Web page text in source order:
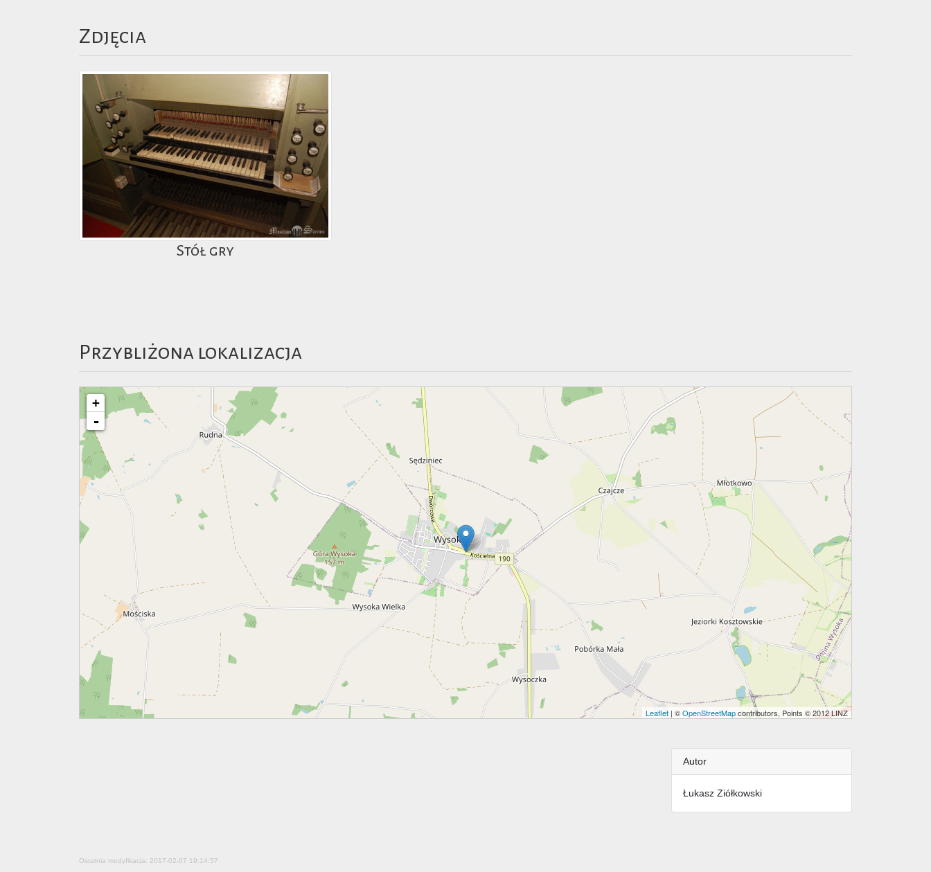
Zdjęcia
Stół gry
Przybliżona lokalizacja
+
-
Leaflet | ©OpenStreetMapcontributors, Points © 2012 LINZ
Autor
Łukasz Ziółkowski
Ostatnia modyfikacja: 2017-02-07 19:14:57